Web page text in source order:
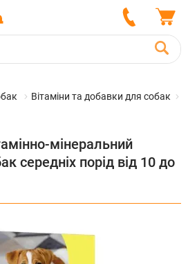
Вітаміни та добавки для собак
мінеральний
середніх порід від 10 до